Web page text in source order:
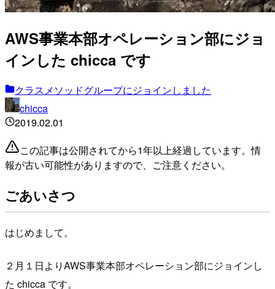
AWS事業本部オペレーション部にジョ
インした chicca です
クラスメソッドグループにジョインしました
chicca
2019.02.01
この記事は公開されてから1年以上経過しています。情
報が古い可能性がありますので、ご注意ください。
ごあいさつ
はじめまして。
２月１日よりAWS事業本部オペレーション部にジョインし
た chicca です。